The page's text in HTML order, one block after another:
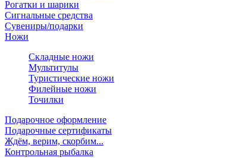
Рогатки и шарики
Сигнальные средства
Сувениры/подарки
Ножи
Складные ножи
Мультитулы
Туристические ножи
Филейные ножи
Точилки
Подарочное оформление
Подарочные сертификаты
Ждём, верим, скорбим...
Контрольная рыбалка